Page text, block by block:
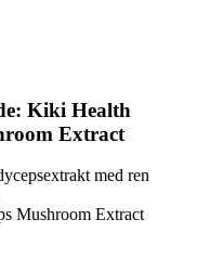
Kiki Health
Extract
med ren